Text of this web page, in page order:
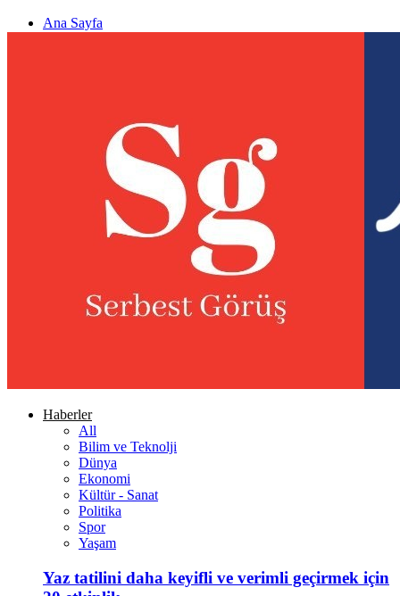
Ana Sayfa
Haberler
All
Bilim ve Teknolji
Dünya
Ekonomi
Kültür - Sanat
Politika
Spor
Yaşam
Yaz tatilini daha keyifli ve verimli geçirmek için